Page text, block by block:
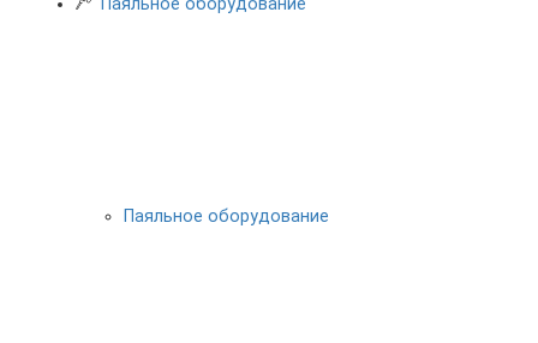
Паяльное оборудование
Паяльное оборудование